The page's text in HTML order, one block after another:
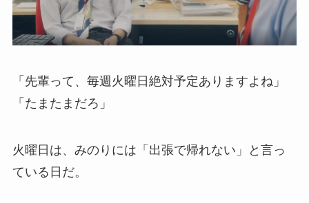
「先輩って、毎週火曜日絶対予定ありますよね」
「たまたまだろ」
火曜日は、みのりには「出張で帰れない」と言っ
ている日だ。